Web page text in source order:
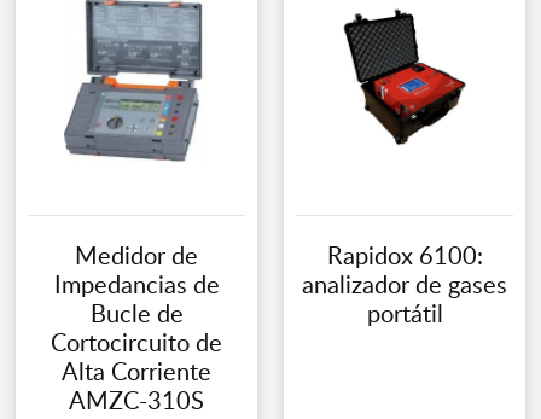
Medidor de
Impedancias de
Bucle de
Cortocircuito de
Alta Corriente
AMZC-310S
Rapidox 6100:
analizador de gases
portátil